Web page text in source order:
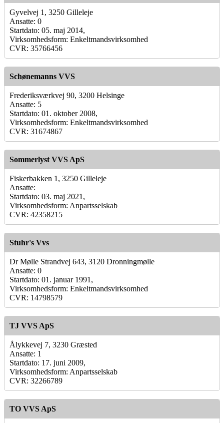
Gyvelvej 1, 3250 Gilleleje
Ansatte: 0
Startdato: 05. maj 2014,
Virksomhedsform: Enkeltmandsvirksomhed
CVR: 35766456
Schønemanns VVS
Frederiksværkvej 90, 3200 Helsinge
Ansatte: 5
Startdato: 01. oktober 2008,
Virksomhedsform: Enkeltmandsvirksomhed
CVR: 31674867
Sommerlyst VVS ApS
Fiskerbakken 1, 3250 Gilleleje
Ansatte:
Startdato: 03. maj 2021,
Virksomhedsform: Anpartsselskab
CVR: 42358215
Stuhr's Vvs
Dr Mølle Strandvej 643, 3120 Dronningmølle
Ansatte: 0
Startdato: 01. januar 1991,
Virksomhedsform: Enkeltmandsvirksomhed
CVR: 14798579
TJ VVS ApS
Ålykkevej 7, 3230 Græsted
Ansatte: 1
Startdato: 17. juni 2009,
Virksomhedsform: Anpartsselskab
CVR: 32266789
TO VVS ApS